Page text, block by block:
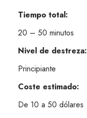
Tiempo total:
20 – 50 minutos
Nivel de destreza:
Principiante
Coste estimado:
De 10 a 50 dólares